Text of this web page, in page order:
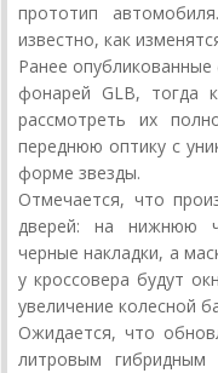
прототип
известно, как
Ранее
фонарей GLB, тогда
рассмотреть их
переднюю оптику с
форме звезды.
Отмечается, что
дверей: на нижнюю
черные накладки, а
у кроссовера будут
увеличение колесной
Ожидается, что
литровым